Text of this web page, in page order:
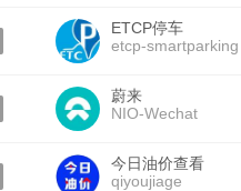
ETCP停车
etcp-smartparking
蔚来
NIO-Wechat
今日油价查看
qiyoujiage